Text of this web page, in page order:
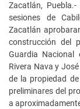
Zacatlán,
sesiones de
Zacatlán
construcción del
Guardia Nacional
Rivera Nava y
de la propiedad
preliminares del
a